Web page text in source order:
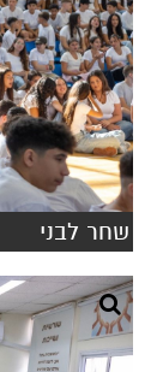
שחר לבני